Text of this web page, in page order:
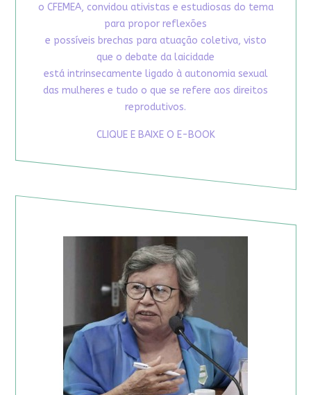
o CFEMEA, convidou ativistas e estudiosas do tema
para propor reflexões
e possíveis brechas para atuação coletiva, visto
que o debate da laicidade
está intrinsecamente ligado à autonomia sexual
das mulheres e tudo o que se refere aos direitos
reprodutivos.
CLIQUE E BAIXE O E-BOOK